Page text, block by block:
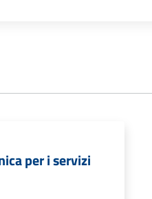
per i servizi